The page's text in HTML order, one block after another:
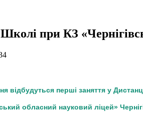
при КЗ
відбудуться перші заняття у
обласний науковий ліцей»